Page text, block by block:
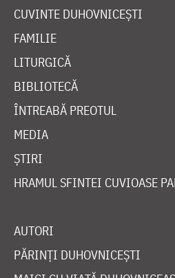
CUVINTE DUHOVNICEȘTI
FAMILIE
LITURGICĂ
BIBLIOTECĂ
ÎNTREABĂ PREOTUL
MEDIA
ȘTIRI
HRAMUL SFINTEI CUVIOASE
AUTORI
PĂRINȚI DUHOVNICEȘTI